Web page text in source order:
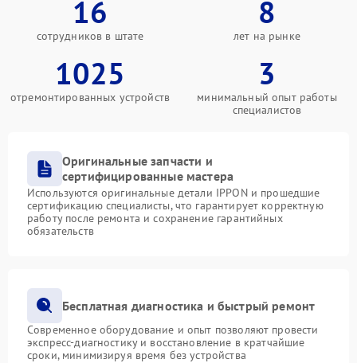
16
сотрудников в штате
8
лет на рынке
1025
отремонтированных устройств
3
минимальный опыт работы
специалистов
Оригинальные запчасти и
сертифицированные мастера
Используются оригинальные детали IPPON и прошедшие
сертификацию специалисты, что гарантирует корректную
работу после ремонта и сохранение гарантийных
обязательств
Бесплатная диагностика и быстрый ремонт
Современное оборудование и опыт позволяют провести
экспресс-диагностику и восстановление в кратчайшие
сроки, минимизируя время без устройства